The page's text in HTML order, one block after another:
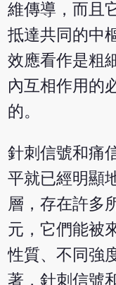
維傳導，而且
抵達共同的中
效應看作是粗
內互相作用的
的。
針刺信號和痛
平就已經明顯
層，存在許多
元，它們能被
性質、不同強
著，針刺信號